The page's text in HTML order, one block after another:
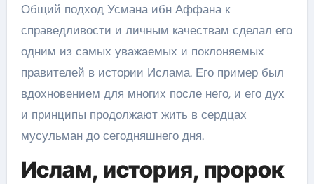
Общий подход Усмана ибн Аффана к
справедливости и личным качествам сделал его
одним из самых уважаемых и поклоняемых
правителей в истории Ислама. Его пример был
вдохновением для многих после него, и его дух
и принципы продолжают жить в сердцах
мусульман до сегодняшнего дня.
Ислам, история, пророк